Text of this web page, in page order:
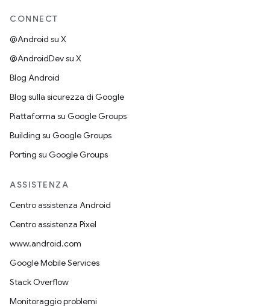
CONNECT
@Android su X
@AndroidDev su X
Blog Android
Blog sulla sicurezza di Google
Piattaforma su Google Groups
Building su Google Groups
Porting su Google Groups
ASSISTENZA
Centro assistenza Android
Centro assistenza Pixel
www.android.com
Google Mobile Services
Stack Overflow
Monitoraggio problemi